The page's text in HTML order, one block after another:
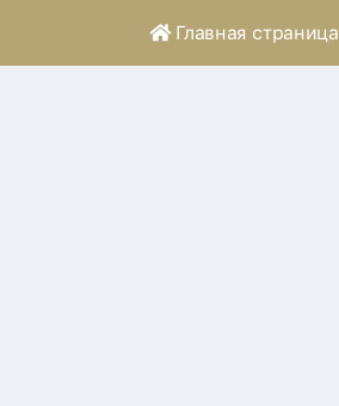
Главная страница